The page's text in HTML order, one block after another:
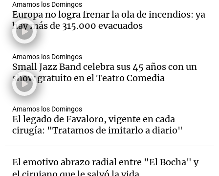
Amamos los Domingos
Europa no logra frenar la ola de incendios: ya
hay más de 315.000 evacuados
Amamos los Domingos
Small Jazz Band celebra sus 45 años con un
show gratuito en el Teatro Comedia
Amamos los Domingos
El legado de Favaloro, vigente en cada
cirugía: "Tratamos de imitarlo a diario"
El emotivo abrazo radial entre "El Bocha" y